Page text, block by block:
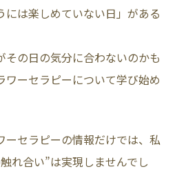
には楽しめていない日」がある
その日の気分に合わないのかも
ワーセラピーについて学び始め
ーセラピーの情報だけでは、私
れ合い”は実現しませんでし